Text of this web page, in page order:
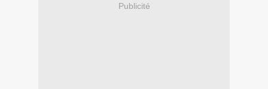
Publicité